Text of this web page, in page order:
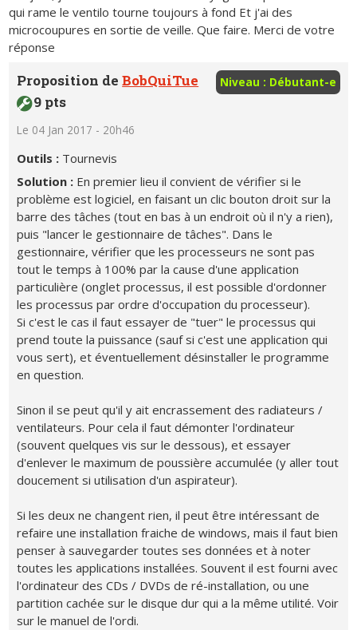
qui rame le ventilo tourne toujours à fond Et j'ai des
microcoupures en sortie de veille. Que faire. Merci de votre
réponse
Niveau : Débutant-e
Proposition deBobQuiTue
9 pts
Le 04 Jan 2017 - 20h46
Outils : Tournevis
Solution : En premier lieu il convient de vérifier si le
problème est logiciel, en faisant un clic bouton droit sur la
barre des tâches (tout en bas à un endroit où il n'y a rien),
puis "lancer le gestionnaire de tâches". Dans le
gestionnaire, vérifier que les processeurs ne sont pas
tout le temps à 100% par la cause d'une application
particulière (onglet processus, il est possible d'ordonner
les processus par ordre d'occupation du processeur).
Si c'est le cas il faut essayer de "tuer" le processus qui
prend toute la puissance (sauf si c'est une application qui
vous sert), et éventuellement désinstaller le programme
en question.
Sinon il se peut qu'il y ait encrassement des radiateurs /
ventilateurs. Pour cela il faut démonter l'ordinateur
(souvent quelques vis sur le dessous), et essayer
d'enlever le maximum de poussière accumulée (y aller tout
doucement si utilisation d'un aspirateur).
Si les deux ne changent rien, il peut être intéressant de
refaire une installation fraiche de windows, mais il faut bien
penser à sauvegarder toutes ses données et à noter
toutes les applications installées. Souvent il est fourni avec
l'ordinateur des CDs / DVDs de ré-installation, ou une
partition cachée sur le disque dur qui a la même utilité. Voir
sur le manuel de l'ordi.